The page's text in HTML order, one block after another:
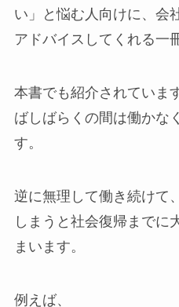
い」と悩む人向けに、会
アドバイスしてくれる一
本書でも紹介されていま
ばしばらくの間は働かな
す。
逆に無理して働き続けて
しまうと社会復帰までに
まいます。
例えば、